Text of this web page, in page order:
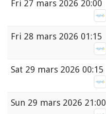
Fri 27 mars 2026 20:00
Fri 28 mars 2026 01:15
Sat 29 mars 2026 00:15
Sun 29 mars 2026 21:00